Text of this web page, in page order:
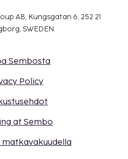
AB, Kungsgatan 6, 252 21
SWEDEN
Sembosta
Policy
at Sembo
matkavakuudella